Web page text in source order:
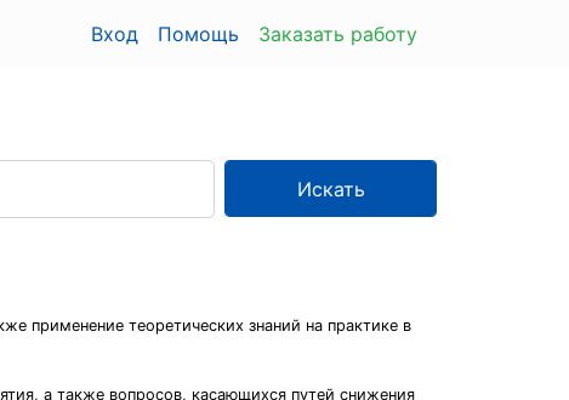
Вход Помощь Заказать работу
Искать
применение теоретических знаний на практике в
а также вопросов, касающихся путей снижения